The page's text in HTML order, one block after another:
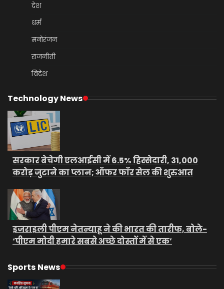
देश
धर्म
मनोरंजन
राजनीती
विदेश
Technology News
सरकार बेचेगी एलआईसी में 6.5% हिस्सेदारी, 31,000
करोड़ जुटाने का प्लान; ऑफर फॉर सेल की शुरुआत
इजराइली पीएम नेतन्याहू ने की भारत की तारीफ, बोले-
‘पीएम मोदी हमारे सबसे अच्छे दोस्तों में से एक’
Sports News